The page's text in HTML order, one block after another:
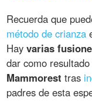
Recuerda que
método de crianza
Hayvarias
dar como
Mammorest tras
padres de esta